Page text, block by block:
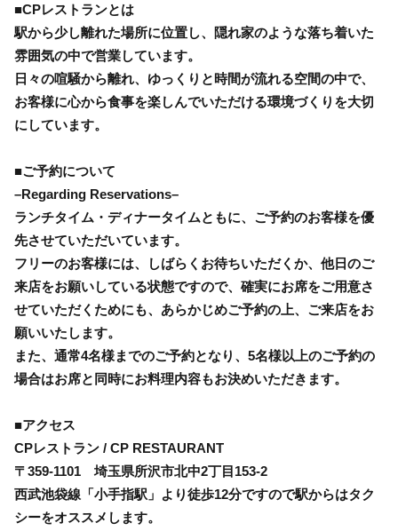
■CPレストランとは
駅から少し離れた場所に位置し、隠れ家のような落ち着いた
雰囲気の中で営業しています。
日々の喧騒から離れ、ゆっくりと時間が流れる空間の中で、
お客様に心から食事を楽しんでいただける環境づくりを大切
にしています。
■ご予約について
–Regarding Reservations–
ランチタイム・ディナータイムともに、ご予約のお客様を優
先させていただいています。
フリーのお客様には、しばらくお待ちいただくか、他日のご
来店をお願いしている状態ですので、確実にお席をご用意さ
せていただくためにも、あらかじめご予約の上、ご来店をお
願いいたします。
また、通常4名様までのご予約となり、5名様以上のご予約の
場合はお席と同時にお料理内容もお決めいただきます。
■アクセス
CPレストラン / CP RESTAURANT
〒359-1101 埼玉県所沢市北中2丁目153-2
西武池袋線「小手指駅」より徒歩12分ですので駅からはタク
シーをオススメします。